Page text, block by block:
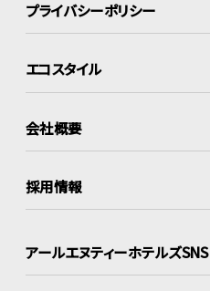
プライバシーポリシー
エコスタイル
会社概要
採用情報
アールエヌティーホテルズSNS